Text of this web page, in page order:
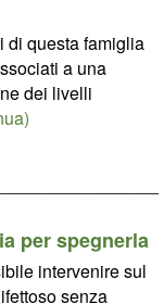
di questa famiglia
a una
dei livelli
per spegnerla
intervenire sul
senza